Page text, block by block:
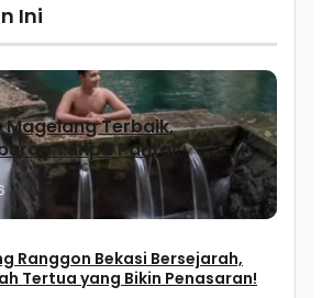
Ini
Terbaik,
Tanpa Pantai!
Ranggon Bekasi Bersejarah,
Tertua yang Bikin Penasaran!